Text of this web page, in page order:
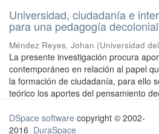
Universidad, ciudadanía e
para una pedagogía
Méndez Reyes, Johan (Universidad
La presente investigación procura
contemporáneo en relación al papel
la formación de ciudadanía, para ello
teórico los aportes del pensamiento
DSpace software copyright © 2002-
2016 DuraSpace